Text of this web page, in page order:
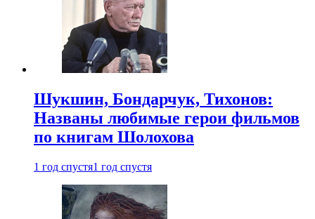
Шукшин, Бондарчук, Тихонов:
Названы любимые герои фильмов
по книгам Шолохова
1 год спустя1 год спустя